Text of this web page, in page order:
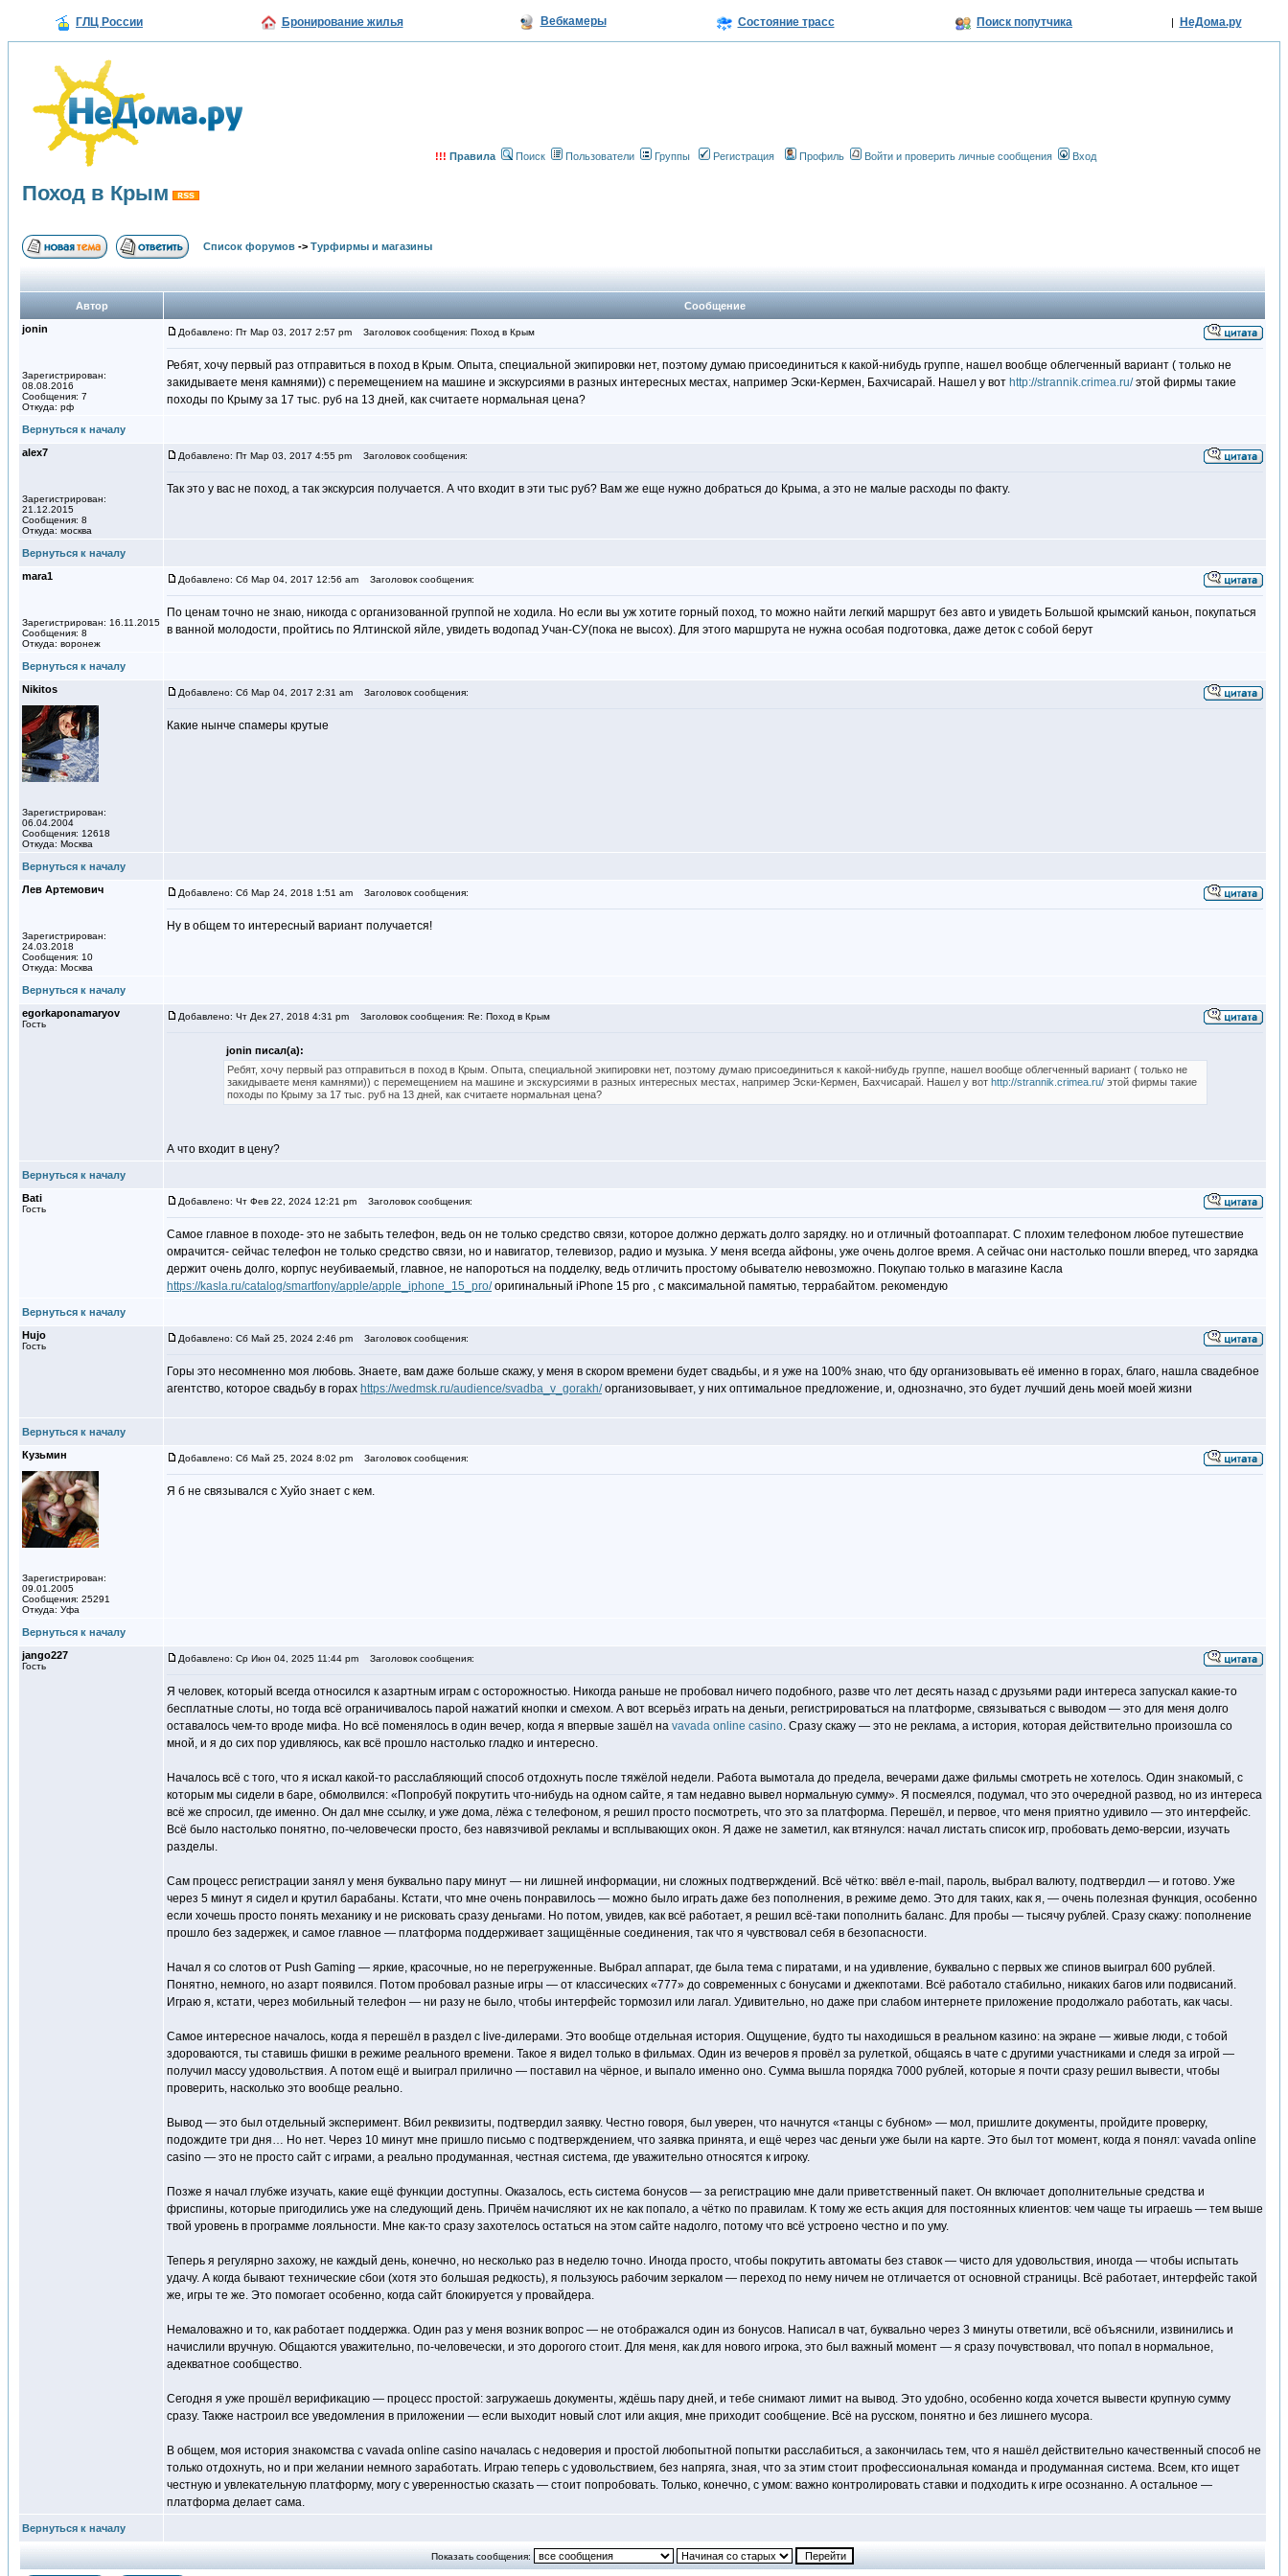
ГЛЦ России Бронирование жилья Вебкамеры Состояние трасс Поиск попутчика | НеДома.ру
!!! Правила Поиск Пользователи Группы Регистрация Профиль Войти и проверить личные сообщения Вход
Поход в Крым
Список форумов -> Турфирмы и магазины
Автор
Сообщение
jonin
Зарегистрирован:
08.08.2016
Сообщения: 7
Откуда: рф
Добавлено: Пт Мар 03, 2017 2:57 pm Заголовок сообщения: Поход в Крым
Ребят, хочу первый раз отправиться в поход в Крым. Опыта, специальной экипировки нет, поэтому думаю присоединиться к какой-нибудь группе, нашел вообще облегченный вариант ( только не
закидываете меня камнями)) с перемещением на машине и экскурсиями в разных интересных местах, например Эски-Кермен, Бахчисарай. Нашел у вот http://strannik.crimea.ru/этой фирмы такие
походы по Крыму за 17 тыс. руб на 13 дней, как считаете нормальная цена?
Вернуться к началу
alex7
Зарегистрирован:
21.12.2015
Сообщения: 8
Откуда: москва
Добавлено: Пт Мар 03, 2017 4:55 pm Заголовок сообщения:
Так это у вас не поход, а так экскурсия получается. А что входит в эти тыс руб? Вам же еще нужно добраться до Крыма, а это не малые расходы по факту.
Вернуться к началу
mara1
Зарегистрирован: 16.11.2015
Сообщения: 8
Откуда: воронеж
Добавлено: Сб Мар 04, 2017 12:56 am Заголовок сообщения:
По ценам точно не знаю, никогда с организованной группой не ходила. Но если вы уж хотите горный поход, то можно найти легкий маршрут без авто и увидеть Большой крымский каньон, покупаться
в ванной молодости, пройтись по Ялтинской яйле, увидеть водопад Учан-СУ(пока не высох). Для этого маршрута не нужна особая подготовка, даже деток с собой берут
Вернуться к началу
Nikitos
Зарегистрирован:
06.04.2004
Сообщения: 12618
Откуда: Москва
Добавлено: Сб Мар 04, 2017 2:31 am Заголовок сообщения:
Какие нынче спамеры крутые
Вернуться к началу
Лев Артемович
Зарегистрирован:
24.03.2018
Сообщения: 10
Откуда: Москва
Добавлено: Сб Мар 24, 2018 1:51 am Заголовок сообщения:
Ну в общем то интересный вариант получается!
Вернуться к началу
egorkaponamaryov
Гость
Добавлено: Чт Дек 27, 2018 4:31 pm Заголовок сообщения: Re: Поход в Крым
jonin писал(а):
Ребят, хочу первый раз отправиться в поход в Крым. Опыта, специальной экипировки нет, поэтому думаю присоединиться к какой-нибудь группе, нашел вообще облегченный вариант ( только не
закидываете меня камнями)) с перемещением на машине и экскурсиями в разных интересных местах, например Эски-Кермен, Бахчисарай. Нашел у вот http://strannik.crimea.ru/этой фирмы такие
походы по Крыму за 17 тыс. руб на 13 дней, как считаете нормальная цена?
А что входит в цену?
Вернуться к началу
Bati
Гость
Добавлено: Чт Фев 22, 2024 12:21 pm Заголовок сообщения:
Самое главное в походе- это не забыть телефон, ведь он не только средство связи, которое должно держать долго зарядку. но и отличный фотоаппарат. С плохим телефоном любое путешествие
омрачится- сейчас телефон не только средство связи, но и навигатор, телевизор, радио и музыка. У меня всегда айфоны, уже очень долгое время. А сейчас они настолько пошли вперед, что зарядка
держит очень долго, корпус неубиваемый, главное, не напороться на подделку, ведь отличить простому обывателю невозможно. Покупаю только в магазине Касла
https://kasla.ru/catalog/smartfony/apple/apple_iphone_15_pro/оригинальный iPhone 15 pro , с максимальной памятью, террабайтом. рекомендую
Вернуться к началу
Hujo
Гость
Добавлено: Сб Май 25, 2024 2:46 pm Заголовок сообщения:
Горы это несомненно моя любовь. Знаете, вам даже больше скажу, у меня в скором времени будет свадьбы, и я уже на 100% знаю, что бду организовывать её именно в горах, благо, нашла свадебное
агентство, которое свадьбу в горах https://wedmsk.ru/audience/svadba_v_gorakh/организовывает, у них оптимальное предложение, и, однозначно, это будет лучший день моей моей жизни
Вернуться к началу
Кузьмин
Зарегистрирован:
09.01.2005
Сообщения: 25291
Откуда: Уфа
Добавлено: Сб Май 25, 2024 8:02 pm Заголовок сообщения:
Я б не связывался с Хуйо знает с кем.
Вернуться к началу
jango227
Гость
Добавлено: Ср Июн 04, 2025 11:44 pm Заголовок сообщения:
Я человек, который всегда относился к азартным играм с осторожностью. Никогда раньше не пробовал ничего подобного, разве что лет десять назад с друзьями ради интереса запускал какие-то
бесплатные слоты, но тогда всё ограничивалось парой нажатий кнопки и смехом. А вот всерьёз играть на деньги, регистрироваться на платформе, связываться с выводом — это для меня долго
оставалось чем-то вроде мифа. Но всё поменялось в один вечер, когда я впервые зашёл на vavada online casino. Сразу скажу — это не реклама, а история, которая действительно произошла со
мной, и я до сих пор удивляюсь, как всё прошло настолько гладко и интересно.
Началось всё с того, что я искал какой-то расслабляющий способ отдохнуть после тяжёлой недели. Работа вымотала до предела, вечерами даже фильмы смотреть не хотелось. Один знакомый, с
которым мы сидели в баре, обмолвился: «Попробуй покрутить что-нибудь на одном сайте, я там недавно вывел нормальную сумму». Я посмеялся, подумал, что это очередной развод, но из интереса
всё же спросил, где именно. Он дал мне ссылку, и уже дома, лёжа с телефоном, я решил просто посмотреть, что это за платформа. Перешёл, и первое, что меня приятно удивило — это интерфейс.
Всё было настолько понятно, по-человечески просто, без навязчивой рекламы и всплывающих окон. Я даже не заметил, как втянулся: начал листать список игр, пробовать демо-версии, изучать
разделы.
Сам процесс регистрации занял у меня буквально пару минут — ни лишней информации, ни сложных подтверждений. Всё чётко: ввёл e-mail, пароль, выбрал валюту, подтвердил — и готово. Уже
через 5 минут я сидел и крутил барабаны. Кстати, что мне очень понравилось — можно было играть даже без пополнения, в режиме демо. Это для таких, как я, — очень полезная функция, особенно
если хочешь просто понять механику и не рисковать сразу деньгами. Но потом, увидев, как всё работает, я решил всё-таки пополнить баланс. Для пробы — тысячу рублей. Сразу скажу: пополнение
прошло без задержек, и самое главное — платформа поддерживает защищённые соединения, так что я чувствовал себя в безопасности.
Начал я со слотов от Push Gaming — яркие, красочные, но не перегруженные. Выбрал аппарат, где была тема с пиратами, и на удивление, буквально с первых же спинов выиграл 600 рублей.
Понятно, немного, но азарт появился. Потом пробовал разные игры — от классических «777» до современных с бонусами и джекпотами. Всё работало стабильно, никаких багов или подвисаний.
Играю я, кстати, через мобильный телефон — ни разу не было, чтобы интерфейс тормозил или лагал. Удивительно, но даже при слабом интернете приложение продолжало работать, как часы.
Самое интересное началось, когда я перешёл в раздел с live-дилерами. Это вообще отдельная история. Ощущение, будто ты находишься в реальном казино: на экране — живые люди, с тобой
здороваются, ты ставишь фишки в режиме реального времени. Такое я видел только в фильмах. Один из вечеров я провёл за рулеткой, общаясь в чате с другими участниками и следя за игрой —
получил массу удовольствия. А потом ещё и выиграл прилично — поставил на чёрное, и выпало именно оно. Сумма вышла порядка 7000 рублей, которые я почти сразу решил вывести, чтобы
проверить, насколько это вообще реально.
Вывод — это был отдельный эксперимент. Вбил реквизиты, подтвердил заявку. Честно говоря, был уверен, что начнутся «танцы с бубном» — мол, пришлите документы, пройдите проверку,
подождите три дня… Но нет. Через 10 минут мне пришло письмо с подтверждением, что заявка принята, и ещё через час деньги уже были на карте. Это был тот момент, когда я понял: vavada online
casino — это не просто сайт с играми, а реально продуманная, честная система, где уважительно относятся к игроку.
Позже я начал глубже изучать, какие ещё функции доступны. Оказалось, есть система бонусов — за регистрацию мне дали приветственный пакет. Он включает дополнительные средства и
фриспины, которые пригодились уже на следующий день. Причём начисляют их не как попало, а чётко по правилам. К тому же есть акция для постоянных клиентов: чем чаще ты играешь — тем выше
твой уровень в программе лояльности. Мне как-то сразу захотелось остаться на этом сайте надолго, потому что всё устроено честно и по уму.
Теперь я регулярно захожу, не каждый день, конечно, но несколько раз в неделю точно. Иногда просто, чтобы покрутить автоматы без ставок — чисто для удовольствия, иногда — чтобы испытать
удачу. А когда бывают технические сбои (хотя это большая редкость), я пользуюсь рабочим зеркалом — переход по нему ничем не отличается от основной страницы. Всё работает, интерфейс такой
же, игры те же. Это помогает особенно, когда сайт блокируется у провайдера.
Немаловажно и то, как работает поддержка. Один раз у меня возник вопрос — не отображался один из бонусов. Написал в чат, буквально через 3 минуты ответили, всё объяснили, извинились и
начислили вручную. Общаются уважительно, по-человечески, и это дорогого стоит. Для меня, как для нового игрока, это был важный момент — я сразу почувствовал, что попал в нормальное,
адекватное сообщество.
Сегодня я уже прошёл верификацию — процесс простой: загружаешь документы, ждёшь пару дней, и тебе снимают лимит на вывод. Это удобно, особенно когда хочется вывести крупную сумму
сразу. Также настроил все уведомления в приложении — если выходит новый слот или акция, мне приходит сообщение. Всё на русском, понятно и без лишнего мусора.
В общем, моя история знакомства с vavada online casino началась с недоверия и простой любопытной попытки расслабиться, а закончилась тем, что я нашёл действительно качественный способ не
только отдохнуть, но и при желании немного заработать. Играю теперь с удовольствием, без напряга, зная, что за этим стоит профессиональная команда и продуманная система. Всем, кто ищет
честную и увлекательную платформу, могу с уверенностью сказать — стоит попробовать. Только, конечно, с умом: важно контролировать ставки и подходить к игре осознанно. А остальное —
платформа делает сама.
Вернуться к началу
Показать сообщения: